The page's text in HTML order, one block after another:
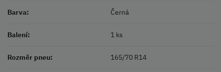
Barva: Černá
Balení: 1 ks
Rozměr pneu: 165/70 R14